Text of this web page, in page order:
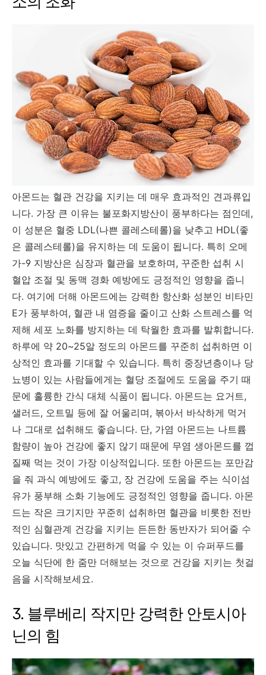
아몬드는 혈관 건강을 지키는 데 매우 효과적인 견과류입
니다. 가장 큰 이유는 불포화지방산이 풍부하다는 점인데,
이 성분은 혈중 LDL(나쁜 콜레스테롤)을 낮추고 HDL(좋
은 콜레스테롤)을 유지하는 데 도움이 됩니다. 특히 오메
가-9 지방산은 심장과 혈관을 보호하며, 꾸준한 섭취 시
혈압 조절 및 동맥 경화 예방에도 긍정적인 영향을 줍니
다. 여기에 더해 아몬드에는 강력한 항산화 성분인 비타민
E가 풍부하여, 혈관 내 염증을 줄이고 산화 스트레스를 억
제해 세포 노화를 방지하는 데 탁월한 효과를 발휘합니다.
하루에 약 20~25알 정도의 아몬드를 꾸준히 섭취하면 이
상적인 효과를 기대할 수 있습니다. 특히 중장년층이나 당
뇨병이 있는 사람들에게는 혈당 조절에도 도움을 주기 때
문에 훌륭한 간식 대체 식품이 됩니다. 아몬드는 요거트,
샐러드, 오트밀 등에 잘 어울리며, 볶아서 바삭하게 먹거
나 그대로 섭취해도 좋습니다. 단, 가염 아몬드는 나트륨
함량이 높아 건강에 좋지 않기 때문에 무염 생아몬드를 껍
질째 먹는 것이 가장 이상적입니다. 또한 아몬드는 포만감
을 줘 과식 예방에도 좋고, 장 건강에 도움을 주는 식이섬
유가 풍부해 소화 기능에도 긍정적인 영향을 줍니다. 아몬
드는 작은 크기지만 꾸준히 섭취하면 혈관을 비롯한 전반
적인 심혈관계 건강을 지키는 든든한 동반자가 되어줄 수
있습니다. 맛있고 간편하게 먹을 수 있는 이 슈퍼푸드를
오늘 식단에 한 줌만 더해보는 것으로 건강을 지키는 첫걸
음을 시작해보세요.
3. 블루베리 작지만 강력한 안토시아
닌의 힘